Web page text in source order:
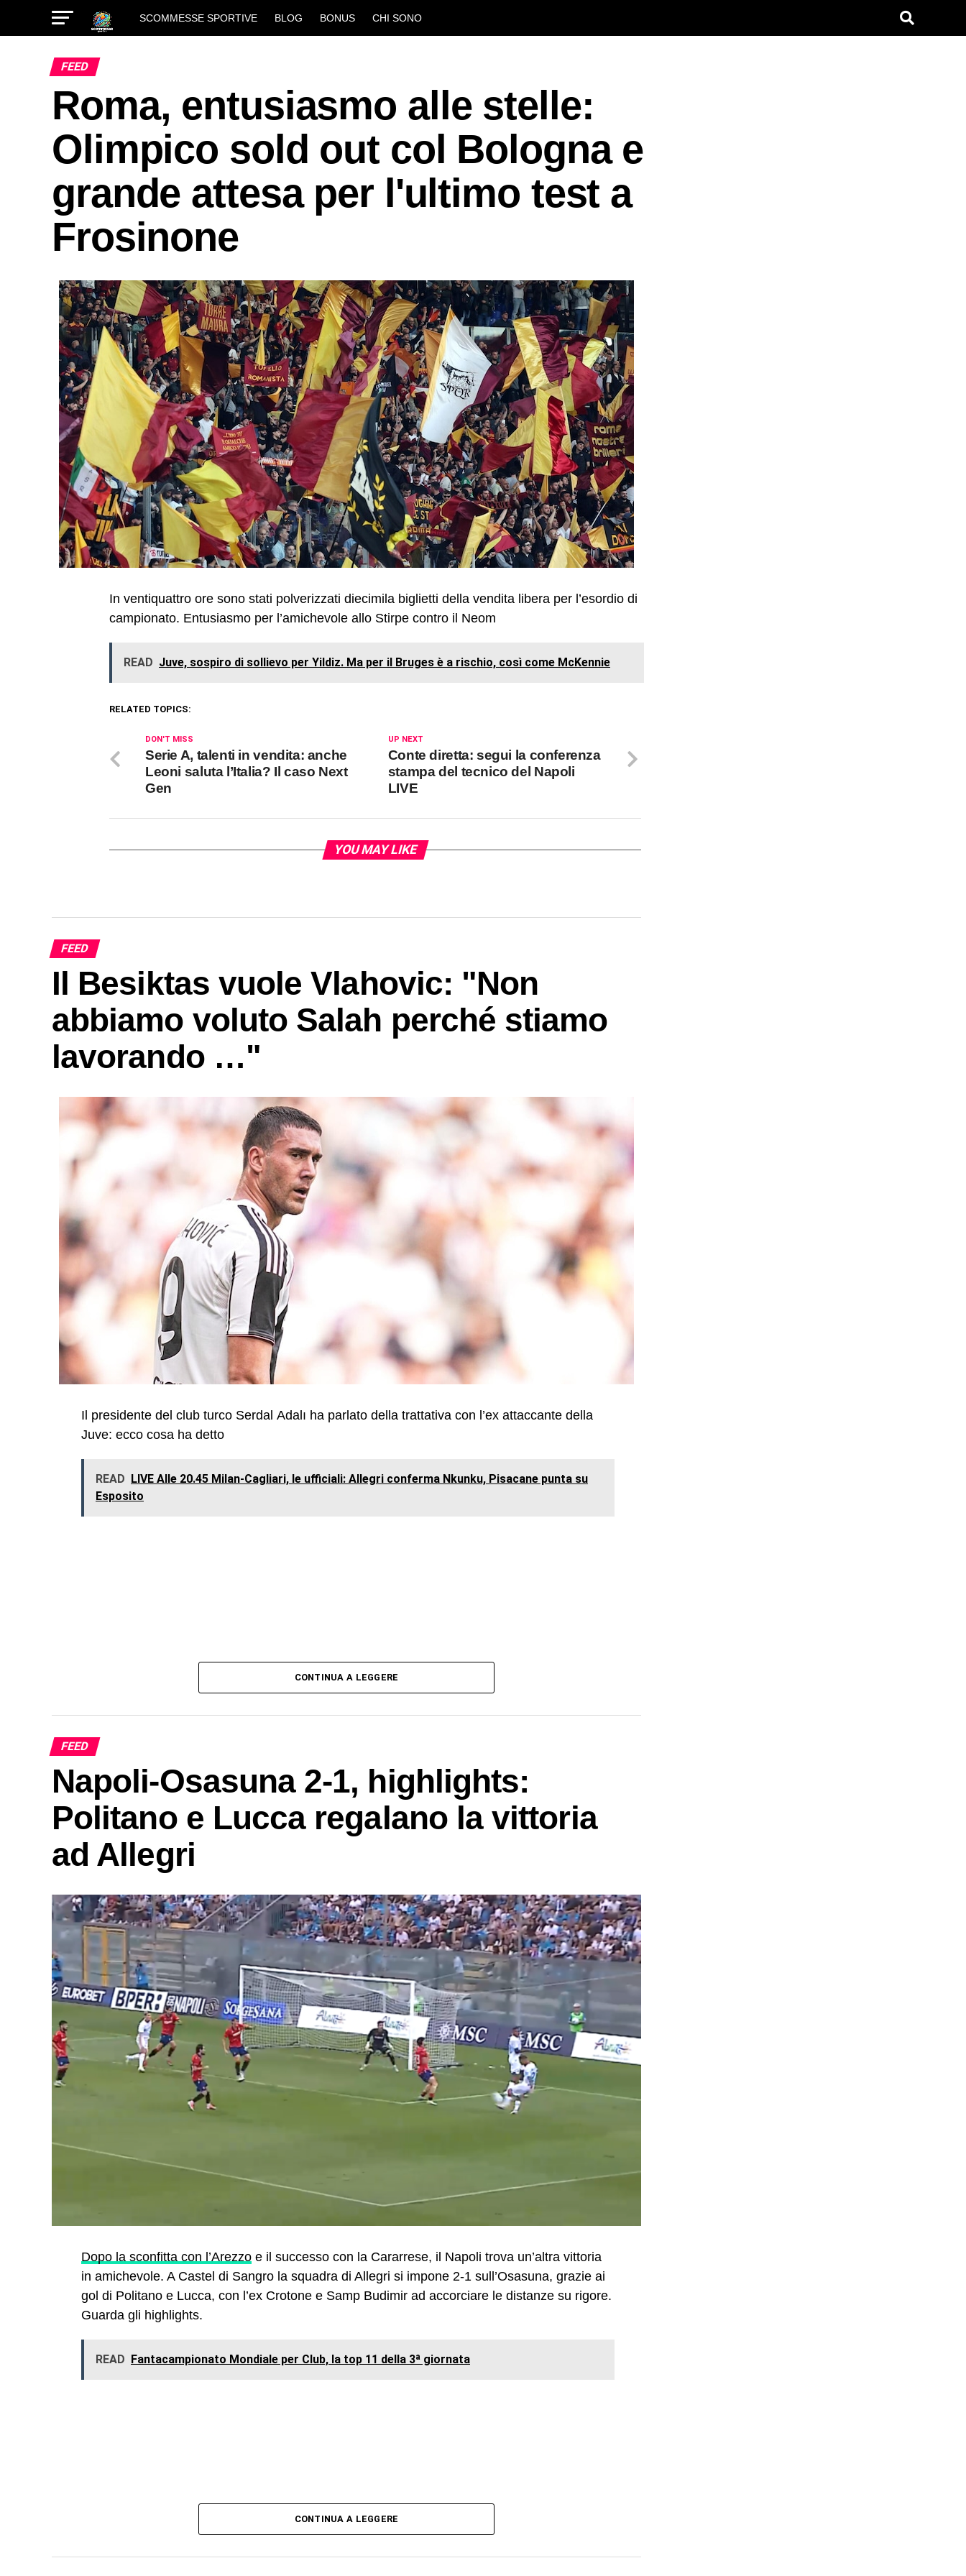
SCOMMESSE SPORTIVE BLOG BONUS CHI SONO
FEED
Roma, entusiasmo alle stelle:
Olimpico sold out col Bologna e
grande attesa per l'ultimo test a
Frosinone
In ventiquattro ore sono stati polverizzati diecimila biglietti della vendita libera per l’esordio di
campionato. Entusiasmo per l’amichevole allo Stirpe contro il Neom
READ Juve, sospiro di sollievo per Yildiz. Ma per il Bruges è a rischio, così come McKennie
RELATED TOPICS:
UP NEXT
Conte diretta: segui la conferenza
stampa del tecnico del Napoli
LIVE
DON'T MISS
Serie A, talenti in vendita: anche
Leoni saluta l’Italia? Il caso Next
Gen
YOU MAY LIKE
FEED
Il Besiktas vuole Vlahovic: "Non
abbiamo voluto Salah perché stiamo
lavorando …"
Il presidente del club turco Serdal Adalı ha parlato della trattativa con l’ex attaccante della
Juve: ecco cosa ha detto
READ LIVE Alle 20.45 Milan-Cagliari, le ufficiali: Allegri conferma Nkunku, Pisacane punta su
Esposito
CONTINUA A LEGGERE
FEED
Napoli-Osasuna 2-1, highlights:
Politano e Lucca regalano la vittoria
ad Allegri
Dopo la sconfitta con l’Arezzo e il successo con la Cararrese, il Napoli trova un’altra vittoria
in amichevole. A Castel di Sangro la squadra di Allegri si impone 2-1 sull’Osasuna, grazie ai
gol di Politano e Lucca, con l’ex Crotone e Samp Budimir ad accorciare le distanze su rigore.
Guarda gli highlights.
READ Fantacampionato Mondiale per Club, la top 11 della 3ª giornata
CONTINUA A LEGGERE